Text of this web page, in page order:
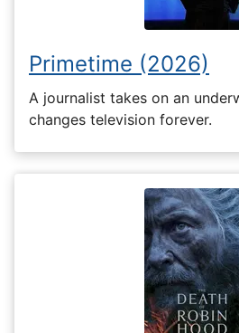
Primetime (2026)
A journalist takes on an
changes television forever.